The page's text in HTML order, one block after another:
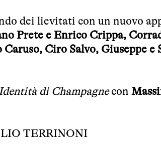
dei lievitati con un nuovo
Prete e Enrico Crippa,
Ciro Salvo, Giuseppe e
di Champagnecon
TERRINONI